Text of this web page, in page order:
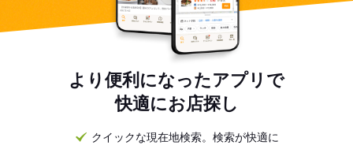
より便利になったアプリで
快適にお店探し
クイックな現在地検索。検索が快適に